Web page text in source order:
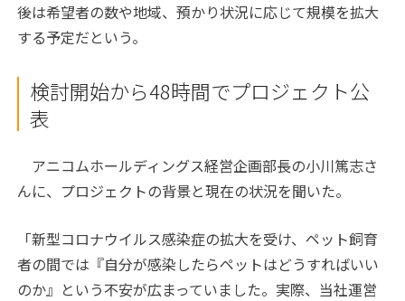
後は希望者の数や地域、預かり状況に応じて規模を拡大
する予定だという。
検討開始から48時間でプロジェクト公
表
アニコムホールディングス経営企画部長の小川篤志さ
んに、プロジェクトの背景と現在の状況を聞いた。
「新型コロナウイルス感染症の拡大を受け、ペット飼育
者の間では『自分が感染したらペットはどうすればいい
のか』という不安が広まっていました。実際、当社運営